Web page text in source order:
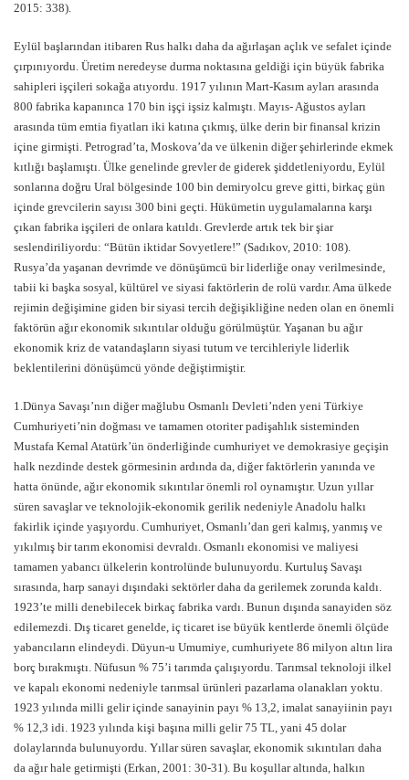
2015: 338).
Eylül başlarından itibaren Rus halkı daha da ağırlaşan açlık ve sefalet içinde
çırpınıyordu. Üretim neredeyse durma noktasına geldiği için büyük fabrika
sahipleri işçileri sokağa atıyordu. 1917 yılının Mart-Kasım ayları arasında
800 fabrika kapanınca 170 bin işçi işsiz kalmıştı. Mayıs- Ağustos ayları
arasında tüm emtia fiyatları iki katına çıkmış, ülke derin bir finansal krizin
içine girmişti. Petrograd’ta, Moskova’da ve ülkenin diğer şehirlerinde ekmek
kıtlığı başlamıştı. Ülke genelinde grevler de giderek şiddetleniyordu, Eylül
sonlarına doğru Ural bölgesinde 100 bin demiryolcu greve gitti, birkaç gün
içinde grevcilerin sayısı 300 bini geçti. Hükümetin uygulamalarına karşı
çıkan fabrika işçileri de onlara katıldı. Grevlerde artık tek bir şiar
seslendiriliyordu: “Bütün iktidar Sovyetlere!” (Sadıkov, 2010: 108).
Rusya’da yaşanan devrimde ve dönüşümcü bir liderliğe onay verilmesinde,
tabii ki başka sosyal, kültürel ve siyasi faktörlerin de rolü vardır. Ama ülkede
rejimin değişimine giden bir siyasi tercih değişikliğine neden olan en önemli
faktörün ağır ekonomik sıkıntılar olduğu görülmüştür. Yaşanan bu ağır
ekonomik kriz de vatandaşların siyasi tutum ve tercihleriyle liderlik
beklentilerini dönüşümcü yönde değiştirmiştir.
1.Dünya Savaşı’nın diğer mağlubu Osmanlı Devleti’nden yeni Türkiye
Cumhuriyeti’nin doğması ve tamamen otoriter padişahlık sisteminden
Mustafa Kemal Atatürk’ün önderliğinde cumhuriyet ve demokrasiye geçişin
halk nezdinde destek görmesinin ardında da, diğer faktörlerin yanında ve
hatta önünde, ağır ekonomik sıkıntılar önemli rol oynamıştır. Uzun yıllar
süren savaşlar ve teknolojik-ekonomik gerilik nedeniyle Anadolu halkı
fakirlik içinde yaşıyordu. Cumhuriyet, Osmanlı’dan geri kalmış, yanmış ve
yıkılmış bir tarım ekonomisi devraldı. Osmanlı ekonomisi ve maliyesi
tamamen yabancı ülkelerin kontrolünde bulunuyordu. Kurtuluş Savaşı
sırasında, harp sanayi dışındaki sektörler daha da gerilemek zorunda kaldı.
1923’te milli denebilecek birkaç fabrika vardı. Bunun dışında sanayiden söz
edilemezdi. Dış ticaret genelde, iç ticaret ise büyük kentlerde önemli ölçüde
yabancıların elindeydi. Düyun-u Umumiye, cumhuriyete 86 milyon altın lira
borç bırakmıştı. Nüfusun % 75’i tarımda çalışıyordu. Tarımsal teknoloji ilkel
ve kapalı ekonomi nedeniyle tarımsal ürünleri pazarlama olanakları yoktu.
1923 yılında milli gelir içinde sanayinin payı % 13,2, imalat sanayiinin payı
% 12,3 idi. 1923 yılında kişi başına milli gelir 75 TL, yani 45 dolar
dolaylarında bulunuyordu. Yıllar süren savaşlar, ekonomik sıkıntıları daha
da ağır hale getirmişti (Erkan, 2001: 30-31). Bu koşullar altında, halkın